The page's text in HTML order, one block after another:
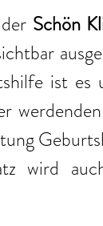
Schön
ist es
wird